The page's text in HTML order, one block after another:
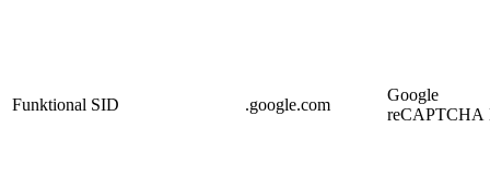
Funktional SID .google.com
Google
reCAPTCHA